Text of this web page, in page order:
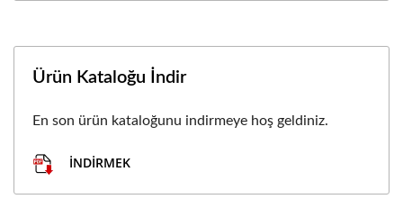
Ürün Kataloğu İndir
En son ürün kataloğunu indirmeye hoş geldiniz.
İNDIRMEK